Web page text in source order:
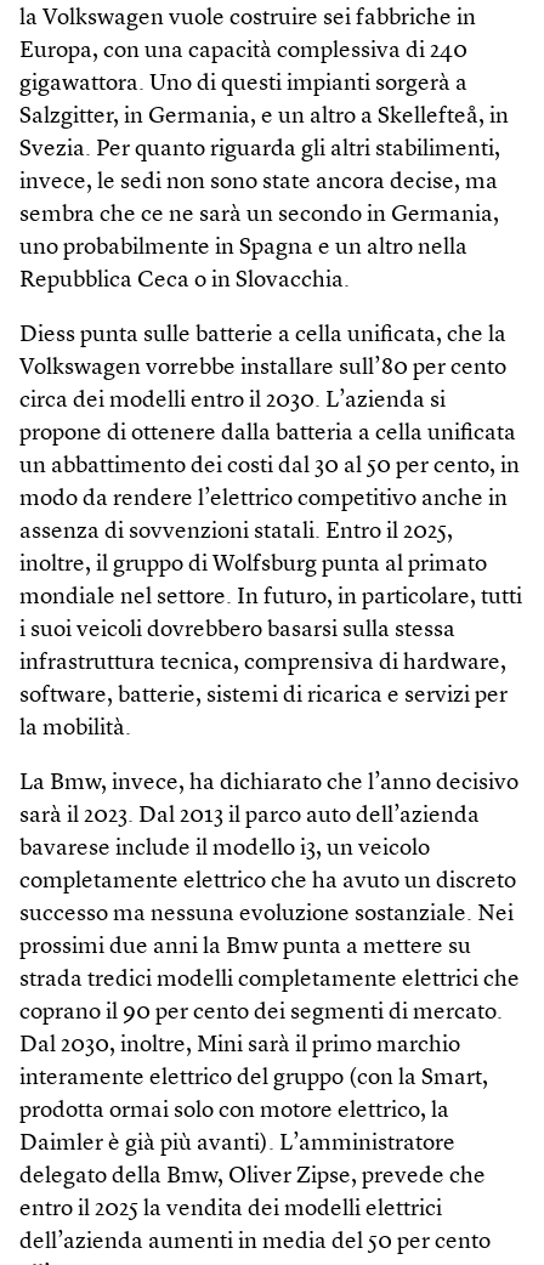
la Volkswagen vuole costruire sei fabbriche in
Europa, con una capacità complessiva di 240
gigawattora. Uno di questi impianti sorgerà a
Salzgitter, in Germania, e un altro a Skellefteå, in
Svezia. Per quanto riguarda gli altri stabilimenti,
invece, le sedi non sono state ancora decise, ma
sembra che ce ne sarà un secondo in Germania,
uno probabilmente in Spagna e un altro nella
Repubblica Ceca o in Slovacchia.
Diess punta sulle batterie a cella unificata, che la
Volkswagen vorrebbe installare sull’80 per cento
circa dei modelli entro il 2030. L’azienda si
propone di ottenere dalla batteria a cella unificata
un abbattimento dei costi dal 30 al 50 per cento, in
modo da rendere l’elettrico competitivo anche in
assenza di sovvenzioni statali. Entro il 2025,
inoltre, il gruppo di Wolfsburg punta al primato
mondiale nel settore. In futuro, in particolare, tutti
i suoi veicoli dovrebbero basarsi sulla stessa
infrastruttura tecnica, comprensiva di hard­ware,
software, batterie, sistemi di ricarica e servizi per
la mobilità.
La Bmw, invece, ha dichiarato che l’anno decisivo
sarà il 2023. Dal 2013 il parco auto dell’azienda
bavarese include il modello i3, un veicolo
completamente elettrico che ha avuto un discreto
successo ma nessuna evoluzione sostanziale. Nei
prossimi due anni la Bmw punta a mettere su
strada tredici modelli completamente elettrici che
coprano il 90 per cento dei segmenti di mercato.
Dal 2030, inoltre, Mini sarà il primo marchio
interamente elettrico del gruppo (con la Smart,
prodotta ormai solo con motore elettrico, la
Daimler è già più avanti). L’amministratore
delegato della Bmw, Oliver Zipse, prevede che
entro il 2025 la vendita dei modelli elettrici
dell’azienda aumenti in media del 50 per cento